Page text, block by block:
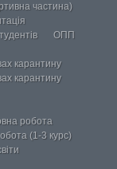
частина)
ОПП
карантину
карантину
робота
(1-3 курс)